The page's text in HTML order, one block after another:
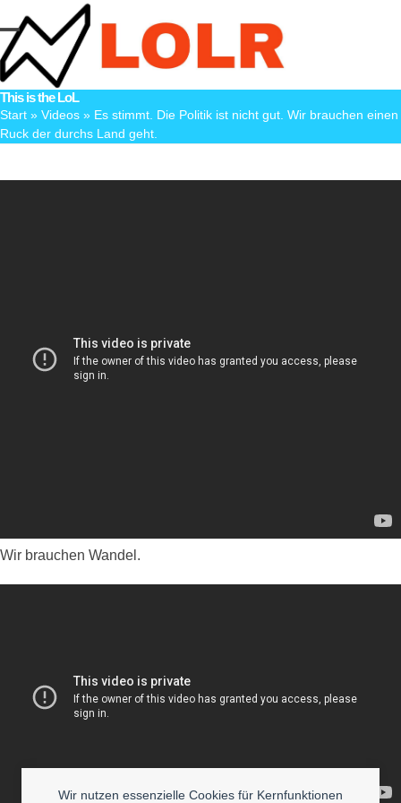
to
content
Wir nutzen essenzielle Cookies für Kernfunktionen
Open
mobile
menu
Close
mobile
menu
This is the LoL
Start » Videos » Es stimmt. Die Politik ist nicht gut. Wir brauchen einen
Ruck der durchs Land geht.
Wir brauchen Wandel.